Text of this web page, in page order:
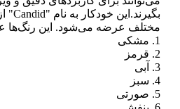
مختلف عرضه می‌شود. این رنگ‌ها
1. مشکی
2. قرمز
3. آبی
4. سبز
5. صورتی